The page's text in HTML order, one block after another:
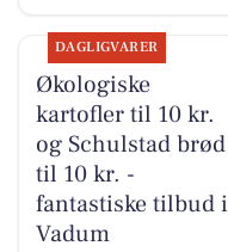
DAGLIGVARER
Økologiske
kartofler til 10 kr.
og Schulstad brød
til 10 kr. -
fantastiske tilbud i
Vadum